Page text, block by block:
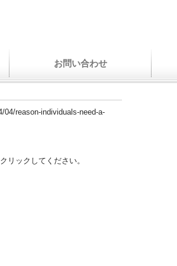
お問い合わせ
04/reason-individuals-need-a-
リックしてください。